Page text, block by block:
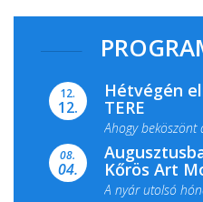
12.
12.
Hétvégén
TERE
Ahogy beköszönt
ismét megtelik
08.
04. Kőrös Art
A nyár utolsó